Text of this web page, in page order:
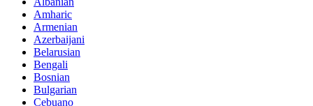
Amharic
Armenian
Azerbaijani
Belarusian
Bengali
Bosnian
Bulgarian
Cebuano